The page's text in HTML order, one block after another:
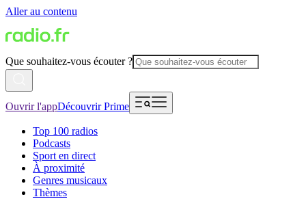
Aller au contenu
Que souhaitez-vous écouter ?
Ouvrir l'appDécouvrir Prime
Top 100 radios
Podcasts
Sport en direct
À proximité
Genres musicaux
Thèmes